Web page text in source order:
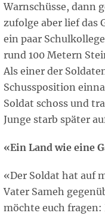
Warnschüsse, dann
zufolge aber lief das
ein paar
rund 100 Metern
Als einer der
Schussposition
Soldat schoss und
Junge starb später
«Ein Land wie eine
«Der Soldat hat auf
Vater Sameh
möchte euch